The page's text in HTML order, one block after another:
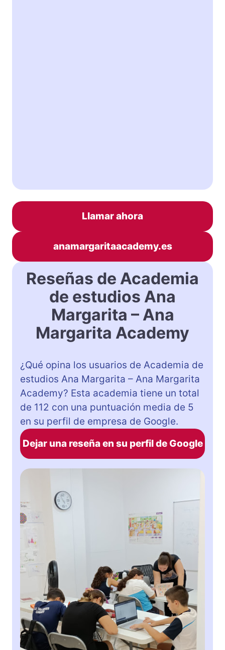
Llamar ahora
anamargaritaacademy.es
Reseñas de Academia
de estudios Ana
Margarita – Ana
Margarita Academy
¿Qué opina los usuarios de Academia de
estudios Ana Margarita – Ana Margarita
Academy? Esta academia tiene un total
de 112 con una puntuación media de 5
en su perfil de empresa de Google.
Dejar una reseña en su perfil de Google